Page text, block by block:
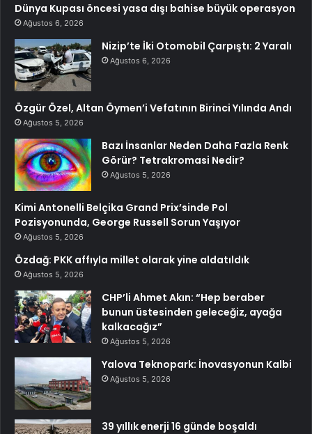
Dünya Kupası öncesi yasa dışı bahise büyük operasyon
Ağustos 6, 2026
Nizip’te İki Otomobil Çarpıştı: 2 Yaralı
Ağustos 6, 2026
Özgür Özel, Altan Öymen’i Vefatının Birinci Yılında Andı
Ağustos 5, 2026
Bazı İnsanlar Neden Daha Fazla Renk
Görür? Tetrakromasi Nedir?
Ağustos 5, 2026
Kimi Antonelli Belçika Grand Prix’sinde Pol
Pozisyonunda, George Russell Sorun Yaşıyor
Ağustos 5, 2026
Özdağ: PKK affıyla millet olarak yine aldatıldık
Ağustos 5, 2026
CHP’li Ahmet Akın: “Hep beraber
bunun üstesinden geleceğiz, ayağa
kalkacağız”
Ağustos 5, 2026
Yalova Teknopark: İnovasyonun Kalbi
Ağustos 5, 2026
39 yıllık enerji 16 günde boşaldı